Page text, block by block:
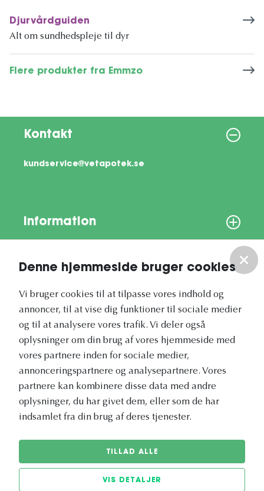
Denne hjemmeside bruger cookies
Vi bruger cookies til at tilpasse vores indhold og
annoncer, til at vise dig funktioner til sociale medier
og til at analysere vores trafik. Vi deler også
oplysninger om din brug af vores hjemmeside med
vores partnere inden for sociale medier,
annonceringspartnere og analysepartnere. Vores
partnere kan kombinere disse data med andre
oplysninger, du har givet dem, eller som de har
indsamlet fra din brug af deres tjenester.
TILLAD ALLE
VIS DETALJER
Djurvårdguiden
Alt om sundhedspleje til dyr
Flere produkter fra Emmzo
Kontakt
kundservice@vetapotek.se
Information
Vores nyhedsbrev
Vetapotek.dk er en del af
Evidensia
Dyresundhedspleje